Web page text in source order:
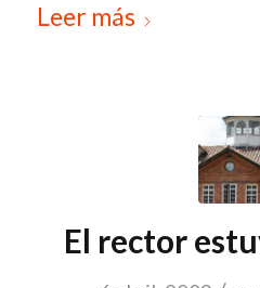
Leer más
El rector